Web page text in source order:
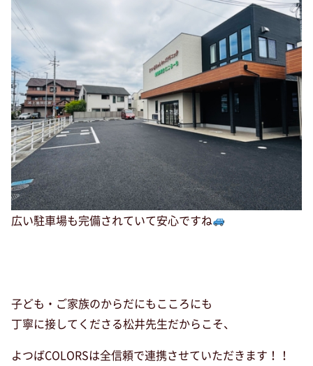
広い駐車場も完備されていて安心ですね
子ども・ご家族のからだにもこころにも
丁寧に接してくださる松井先生だからこそ、
よつばCOLORSは全信頼で連携させていただきます！！